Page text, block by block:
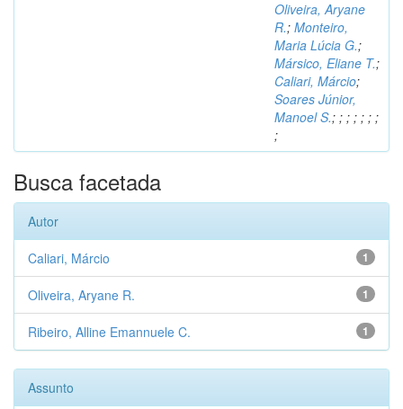
Oliveira, Aryane
R.; Monteiro,
Maria Lúcia G.;
Mársico, Eliane T.;
Caliari, Márcio;
Soares Júnior,
Manoel S.; ; ; ; ; ; ;
;
Busca facetada
Autor
1
Caliari, Márcio
1
Oliveira, Aryane R.
1
Ribeiro, Alline Emannuele C.
Assunto